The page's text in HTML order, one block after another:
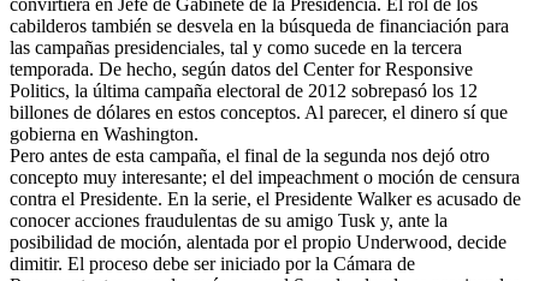
cabilderos también se desvela en la búsqueda de financiación para
las campañas presidenciales, tal y como sucede en la tercera
temporada. De hecho, según datos del Center for Responsive
Politics, la última campaña electoral de 2012 sobrepasó los 12
billones de dólares en estos conceptos. Al parecer, el dinero sí que
gobierna en Washington.
Pero antes de esta campaña, el final de la segunda nos dejó otro
concepto muy interesante; el del impeachment o moción de censura
contra el Presidente. En la serie, el Presidente Walker es acusado de
conocer acciones fraudulentas de su amigo Tusk y, ante la
posibilidad de moción, alentada por el propio Underwood, decide
dimitir. El proceso debe ser iniciado por la Cámara de